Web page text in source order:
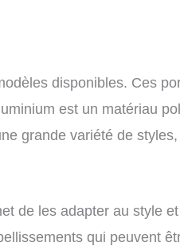
disponibles. Ces
est un matériau
grande variété de
de les adapter au style
qui peuvent